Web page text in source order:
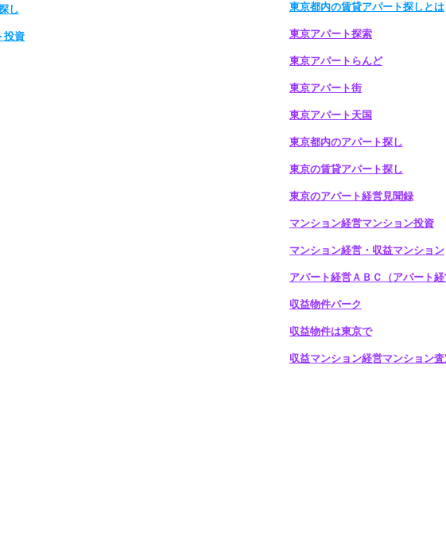
し
投資
東京都内の賃貸アパート探しとは
東京アパート探索
東京アパートらんど
東京アパート街
東京アパート天国
東京都内のアパート探し
東京の賃貸アパート探し
東京のアパート経営見聞録
マンション経営マンション投資
マンション経営・収益マンション
アパート経営ＡＢＣ（アパート経
収益物件パーク
収益物件は東京で
収益マンション経営マンション査